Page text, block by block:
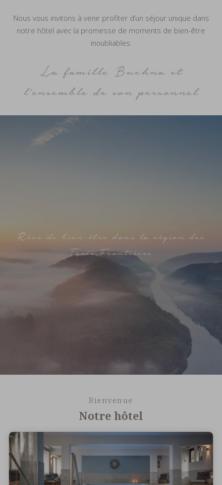
Nous vous invitons à venir profiter d’un séjour unique dans
notre hôtel avec la promesse de moments de bien-être
inoubliables.
La famille Buchna et
l’ensemble de son personnel
Rêve de bien-être dans la région des
Trois Frontières
Bienvenue
Notre hôtel